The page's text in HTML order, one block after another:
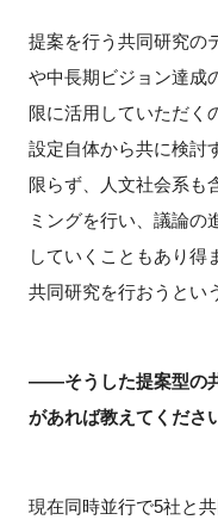
提案を行う共同研究の
や中長期ビジョン達成
限に活用していただく
設定自体から共に検討
限らず、人文社会系も
ミングを行い、議論の
していくこともあり得
共同研究を行おうとい
――そうした提案型の
があれば教えてくださ
現在同時並行で5社と